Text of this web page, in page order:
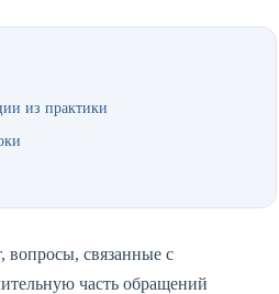
из практики
вопросы, связанные с
часть обращений